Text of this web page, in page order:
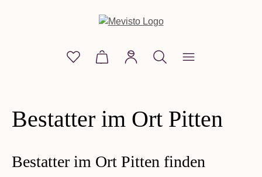
Du hast 0 Produkte auf dem Merkzettel
Warenkorb enthält 0 Positionen.
Bestatter im Ort Pitten
Bestatter im Ort Pitten finden